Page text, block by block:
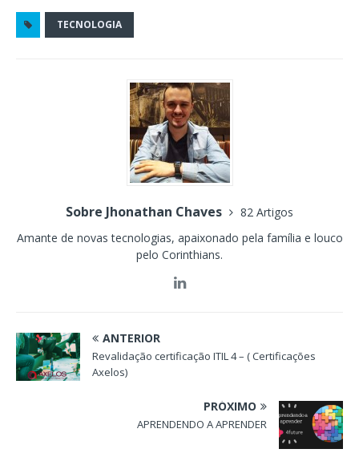
TECNOLOGIA
Sobre Jhonathan Chaves
82 Artigos
Amante de novas tecnologias, apaixonado pela família e louco
pelo Corinthians.
ANTERIOR
Revalidação certificação ITIL 4 – ( Certificações
Axelos)
PRÓXIMO
APRENDENDO A APRENDER